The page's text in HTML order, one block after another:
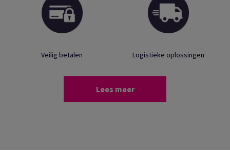
Veilig betalen Logistieke oplossingen
Lees meer